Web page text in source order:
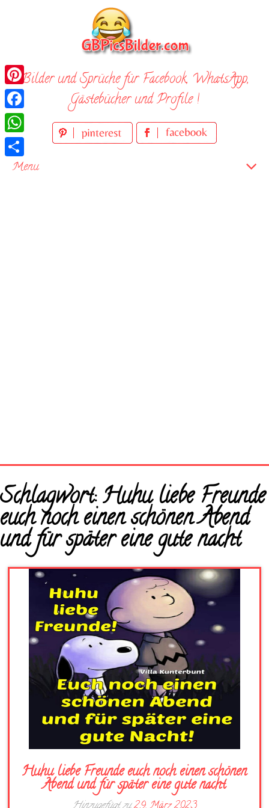
Bilder und Sprüche für Facebook, WhatsApp,
Gästebücher und Profile !
Menu
Startseite
Neue Bilder
Schlagwort:Huhu liebe Freunde
euch noch einen schönen Abend
und für später eine gute nacht
Huhu liebe Freunde euch noch einen schönen
Abend und für später eine gute nacht
Pinterest
Facebook
WhatsApp
Teilen